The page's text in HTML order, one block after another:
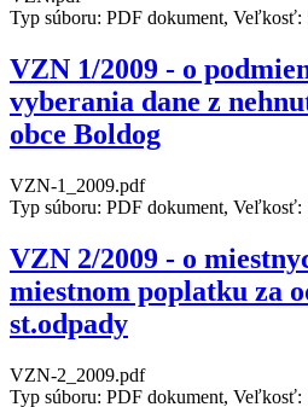
Typ súboru: PDF dokument, Veľkosť:
VZN 1/2009 - o
vyberania dane z
obce Boldog
VZN-1_2009.pdf
Typ súboru: PDF dokument, Veľkosť:
VZN 2/2009 - o
miestnom poplatku za
st.odpady
VZN-2_2009.pdf
Typ súboru: PDF dokument, Veľkosť: